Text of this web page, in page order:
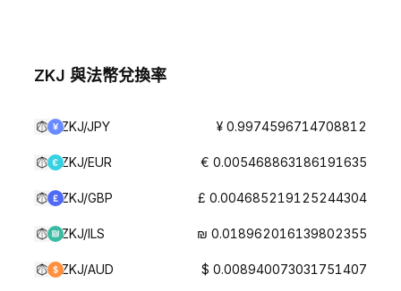
ZKJ 與法幣兌換率
ZKJ/JPY ¥ 0.9974596714708812
ZKJ/EUR € 0.005468863186191635
ZKJ/GBP £ 0.004685219125244304
ZKJ/ILS ₪ 0.018962016139802355
ZKJ/AUD $ 0.008940073031751407